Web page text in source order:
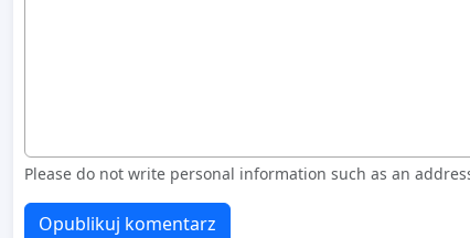
Please do not write personal information such as an
Opublikuj komentarz